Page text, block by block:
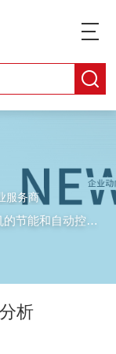
服务商
能和自动控制技术分析
析